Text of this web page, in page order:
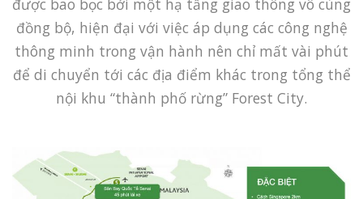
được bao bọc bởi một hạ tầng giao thông vô cùng
đồng bộ, hiện đại với việc áp dụng các công nghệ
thông minh trong vận hành nên chỉ mất vài phút
để di chuyển tới các địa điểm khác trong tổng thể
nội khu “thành phố rừng” Forest City.